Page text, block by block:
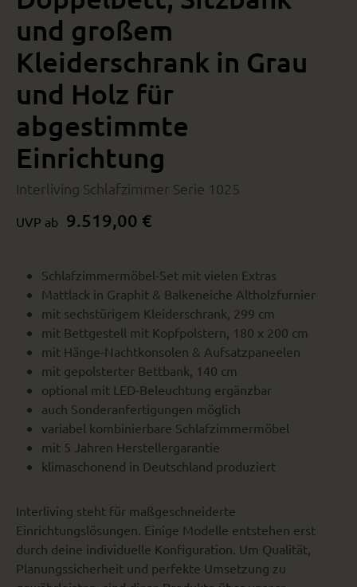
und großem
Kleiderschrank in Grau
und Holz für
abgestimmte
Einrichtung
Interliving Schlafzimmer Serie 1025
UVP ab 9.519,00 €
Schlafzimmermöbel-Set mit vielen Extras
Mattlack in Graphit & Balkeneiche Altholzfurnier
mit sechstürigem Kleiderschrank, 299 cm
mit Bettgestell mit Kopfpolstern, 180 x 200 cm
mit Hänge-Nachtkonsolen & Aufsatzpaneelen
mit gepolsterter Bettbank, 140 cm
optional mit LED-Beleuchtung ergänzbar
auch Sonderanfertigungen möglich
variabel kombinierbare Schlafzimmermöbel
mit 5 Jahren Herstellergarantie
klimaschonend in Deutschland produziert
Interliving steht für maßgeschneiderte
Einrichtungslösungen. Einige Modelle entstehen erst
durch deine individuelle Konfiguration. Um Qualität,
Planungssicherheit und perfekte Umsetzung zu